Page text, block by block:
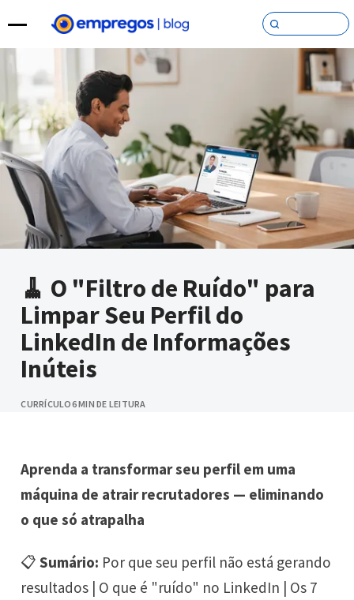
Pular para o conteúdo
🧹 O "Filtro de Ruído" para
Limpar Seu Perfil do
LinkedIn de Informações
Inúteis
CURRÍCULO6 MIN DE LEITURA
Aprenda a transformar seu perfil em uma
máquina de atrair recrutadores — eliminando
o que só atrapalha
📋Sumário: Por que seu perfil não está gerando
resultados | O que é "ruído" no LinkedIn | Os 7